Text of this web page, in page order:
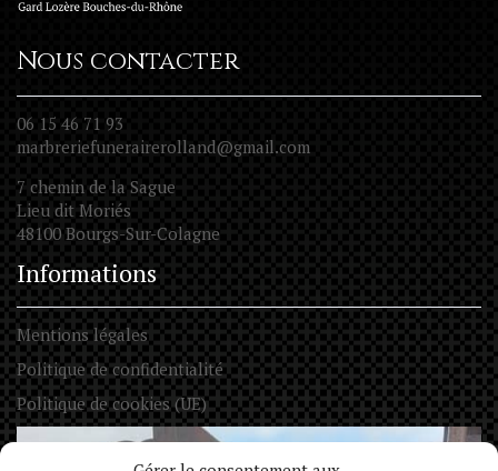
Nous contacter
06 15 46 71 93
marbreriefunerairerolland@gmail.com
7 chemin de la Sague
Lieu dit Moriés
48100 Bourgs-Sur-Colagne
Informations
Mentions légales
Politique de confidentialité
Politique de cookies (UE)